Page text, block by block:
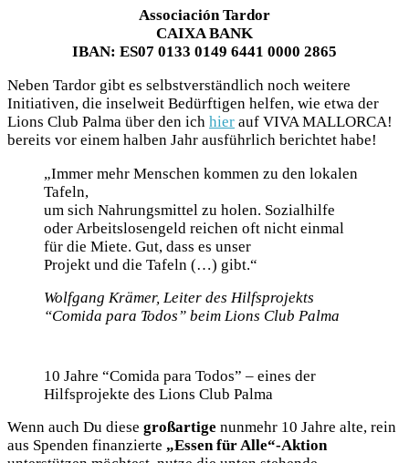
Associación Tardor
CAIXA BANK
IBAN: ES07 0133 0149 6441 0000 2865
Neben Tardor gibt es selbstverständlich noch weitere
Initiativen, die inselweit Bedürftigen helfen, wie etwa der
Lions Club Palma über den ich hier auf VIVA MALLORCA!
bereits vor einem halben Jahr ausführlich berichtet habe!
„Immer mehr Menschen kommen zu den lokalen
Tafeln,
um sich Nahrungsmittel zu holen. Sozialhilfe
oder Arbeitslosengeld reichen oft nicht einmal
für die Miete. Gut, dass es unser
Projekt und die Tafeln (…) gibt.“
Wolfgang Krämer, Leiter des Hilfsprojekts
“Comida para Todos” beim Lions Club Palma
10 Jahre “Comida para Todos” – eines der
Hilfsprojekte des Lions Club Palma
Wenn auch Du diese großartige nunmehr 10 Jahre alte, rein
aus Spenden finanzierte „Essen für Alle“-Aktion